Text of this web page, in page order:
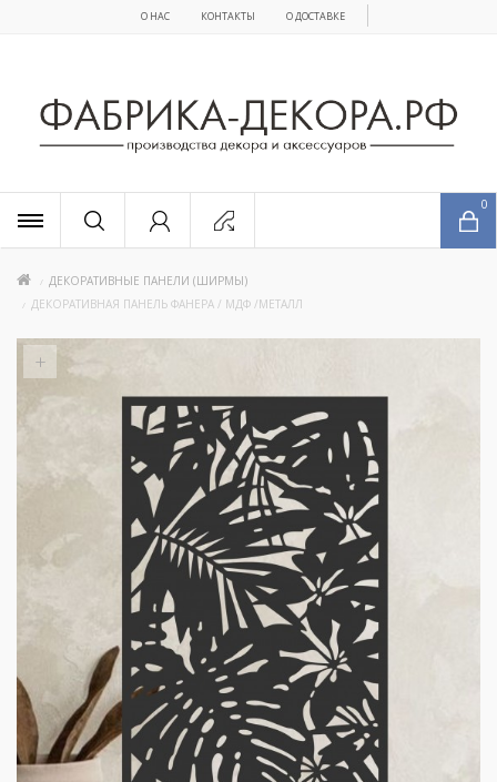
О НАС КОНТАКТЫ О ДОСТАВКЕ
0
ДЕКОРАТИВНЫЕ ПАНЕЛИ (ШИРМЫ)
ДЕКОРАТИВНАЯ ПАНЕЛЬ ФАНЕРА / МДФ /МЕТАЛЛ
+